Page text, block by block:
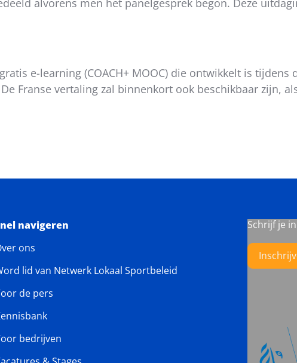
alvorens men het panelgesprek begon. Deze
e-learning (COACH+ MOOC) die ontwikkelt is
Franse vertaling zal binnenkort ook beschikbaar zijn,
navigeren
ons
lid van Netwerk Lokaal Sportbeleid
de pers
bedrijven
Schrijf je